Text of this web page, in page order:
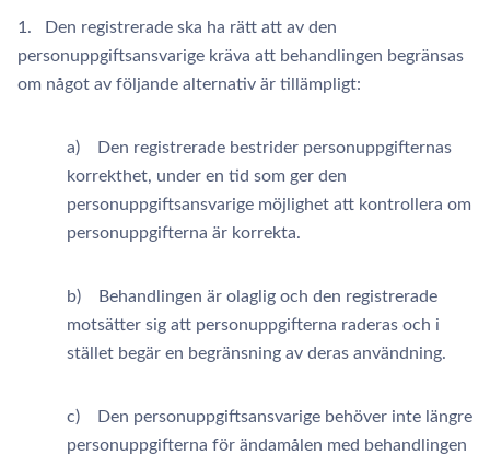
1. Den registrerade ska ha rätt att av den
personuppgiftsansvarige kräva att behandlingen begränsas
om något av följande alternativ är tillämpligt:
a) Den registrerade bestrider personuppgifternas
korrekthet, under en tid som ger den
personuppgiftsansvarige möjlighet att kontrollera om
personuppgifterna är korrekta.
b) Behandlingen är olaglig och den registrerade
motsätter sig att personuppgifterna raderas och i
stället begär en begränsning av deras användning.
c) Den personuppgiftsansvarige behöver inte längre
personuppgifterna för ändamålen med behandlingen